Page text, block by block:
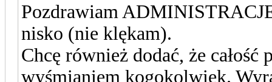
Pozdrawiam
nisko (nie klękam).
Chcę również dodać, że
wyśmianiem kogokolwiek.